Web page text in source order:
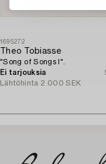
1695272
Theo Tobiasse
"Song of Songs I".
Ei tarjouksia
Lähtöhinta 2 000 SEK